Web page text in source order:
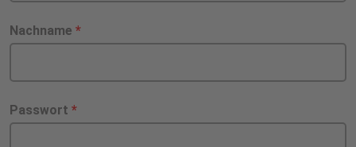
Nachname *
Passwort *